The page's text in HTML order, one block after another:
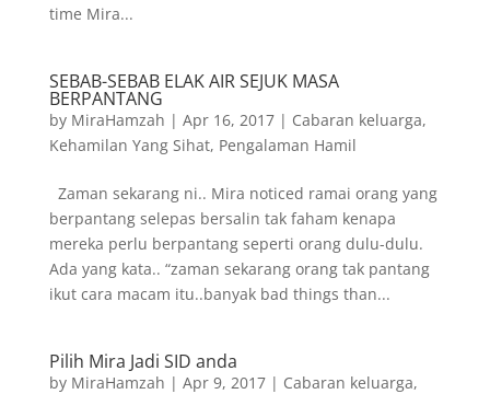
time Mira...
SEBAB-SEBAB ELAK AIR SEJUK MASA
BERPANTANG
by MiraHamzah | Apr 16, 2017| Cabaran keluarga,
Kehamilan Yang Sihat, Pengalaman Hamil
Zaman sekarang ni.. Mira noticed ramai orang yang
berpantang selepas bersalin tak faham kenapa
mereka perlu berpantang seperti orang dulu-dulu.
Ada yang kata.. “zaman sekarang orang tak pantang
ikut cara macam itu..banyak bad things than...
Pilih Mira Jadi SID anda
by MiraHamzah | Apr 9, 2017| Cabaran keluarga,